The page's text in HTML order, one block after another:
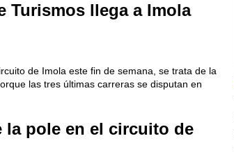
Turismos llega a Imola
de Imola este fin de semana, se trata de la
las tres últimas carreras se disputan en
la pole en el circuito de